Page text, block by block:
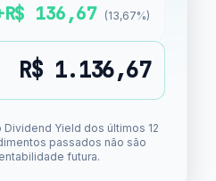
136,67 (13,67%)
R$ 1.136,67
Yield dos últimos 12
passados não são
futura.